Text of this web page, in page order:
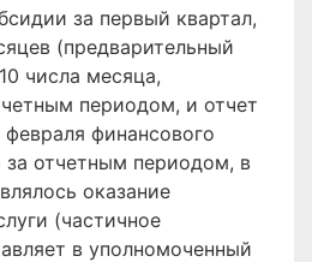
за первый квартал,
(предварительный
числа месяца,
периодом, и отчет
финансового
за отчетным периодом, в
оказание
(частичное
в уполномоченный